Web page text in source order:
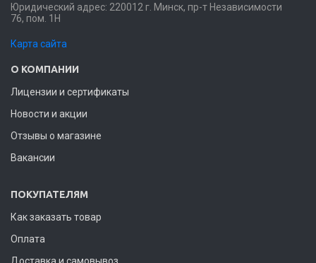
Юридический адрес: 220012 г. Минск, пр-т Независимости
76, пом. 1Н
Карта сайта
О КОМПАНИИ
Лицензии и сертификаты
Новости и акции
Отзывы о магазине
Вакансии
ПОКУПАТЕЛЯМ
Как заказать товар
Оплата